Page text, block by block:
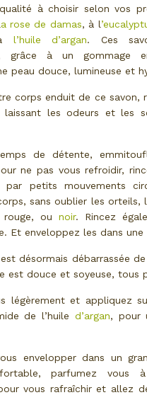
à choisir selon vos
a rose de damas, à l
l’huile d’argan. Ces
grâce à un gommage
peau douce, lumineuse et
corps enduit de ce savon,
laissant les odeurs et les
de détente,
ne pas vous refroidir,
par petits mouvements
sans oublier les orteils,
rouge, ou noir. Rincez
Et enveloppez les dans
désormais débarrassée
est douce et soyeuse, tous
légèrement et appliquez
de l’huile d’argan, pour
envelopper dans un
parfumez vous
vous rafraîchir et allez